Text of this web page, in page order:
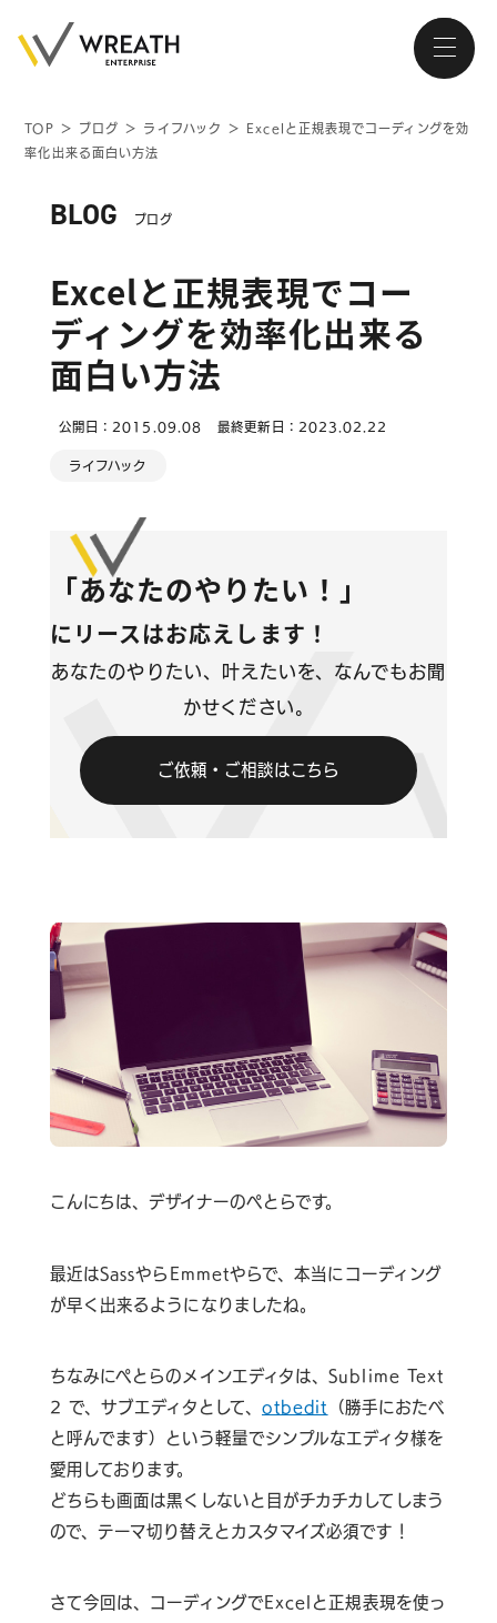
トップページ
サービス
コンテンツ
ブログ
お問い合わせ
情報セキュリティに関する方針
プライバシーポリシー
お問い合わせはこちら
TEL06-6940-0662
TOP ＞ ブログ ＞ ライフハック ＞
Excelと正規表現でコーディングを効
率化出来る面白い方法
BLOG ブログ
Excelと正規表現でコー
ディングを効率化出来る
面白い方法
ライフハック
公開日：2015.09.08 最終更新日：2023.02.22
「あなたのやりたい！」
にリースはお応えします！
あなたのやりたい、叶えたいを、なんでもお聞
かせください。
ご依頼・ご相談はこちら
こんにちは、デザイナーのぺとらです。
最近はSassやらEmmetやらで、本当にコーディング
が早く出来るようになりましたね。
ちなみにぺとらのメインエディタは、Sublime Text
2 で、サブエディタとして、 otbedit
（勝手におたべ
と呼んでます）という軽量でシンプルなエディタ様を
愛用しております。
どちらも画面は黒くしないと目がチカチカしてしまう
ので、テーマ切り替えとカスタマイズ必須です！
さて今回は、コーディングでExcelと正規表現を使っ